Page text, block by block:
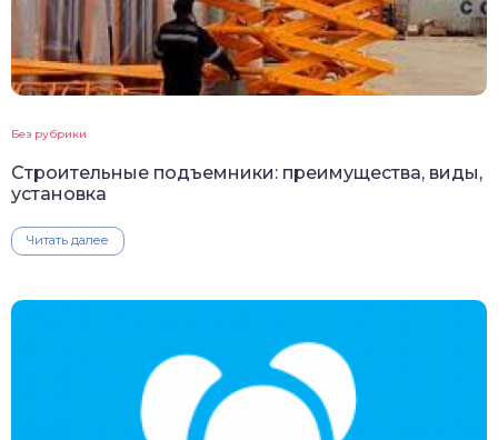
Без рубрики
Строительные подъемники: преимущества, виды,
установка
Читать далее